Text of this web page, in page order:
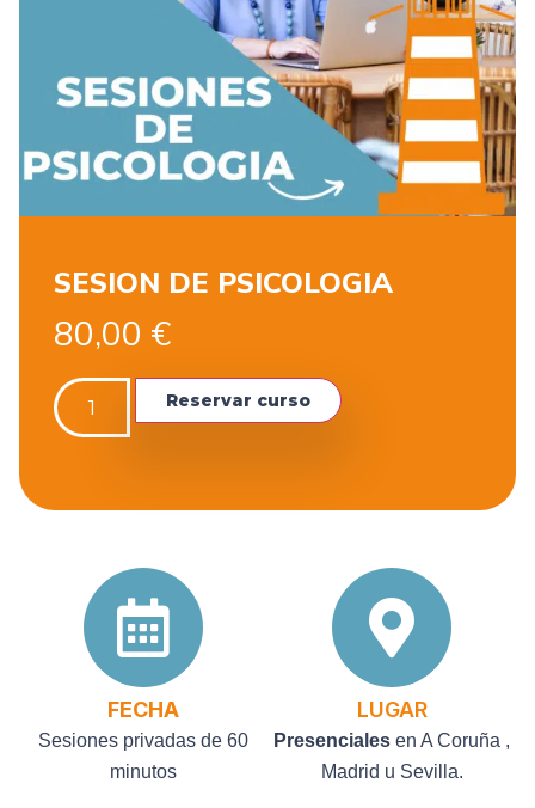
SESION DE PSICOLOGIA
80,00 €
Reservar curso
FECHA
Sesiones privadas de 60
minutos
LUGAR
Presenciales en A Coruña ,
Madrid u Sevilla.